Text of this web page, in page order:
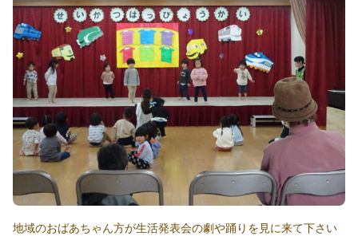
地域のおばあちゃん方が生活発表会の劇や踊りを見に来て下さい